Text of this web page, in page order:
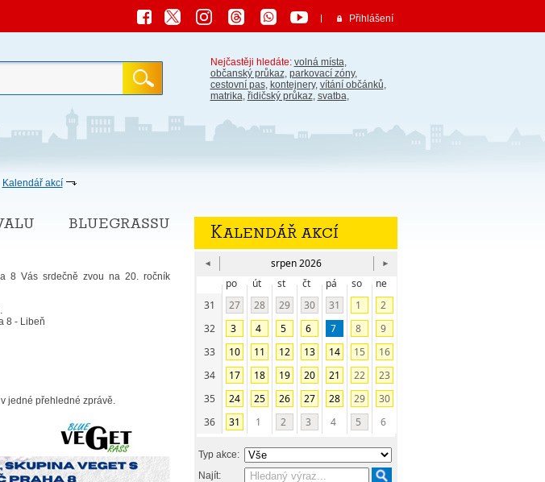
Přihlášení
Nejčastěji hledáte: volná místa,
občanský průkaz, parkovací zóny,
cestovní pas, kontejnery, vítání občánků,
matrika, řidičský průkaz, svatba,
Kalendář akcí
bluegrassu
8 Vás srdečně zvou na 20. ročník
8 - Libeň
jedné přehledné zprávě.
Kalendář akcí
srpen 2026
po
út st čt pá so
ne
31
27 28 29 30 31 1
2
32
3 4 5 6 7 8
9
33
10 11 12 13 14 15
16
34
17 18 19 20 21 22
23
35
24 25 26 27 28 29
30
36
31 1 2 3 4 5 6
Typ akce:
Najít: